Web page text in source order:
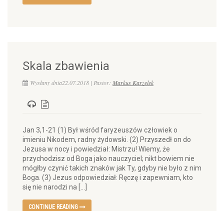
Skala zbawienia
Wysłany dnia22.07.2018 | Pastor: Markus Karzelek
Jan 3,1-21 (1) Był wśród faryzeuszów człowiek o
imieniu Nikodem, radny żydowski. (2) Przyszedł on do
Jezusa w nocy i powiedział: Mistrzu! Wiemy, że
przychodzisz od Boga jako nauczyciel; nikt bowiem nie
mógłby czynić takich znaków jak Ty, gdyby nie było z nim
Boga. (3) Jezus odpowiedział: Ręczę i zapewniam, kto
się nie narodzi na […]
CONTINUE READING